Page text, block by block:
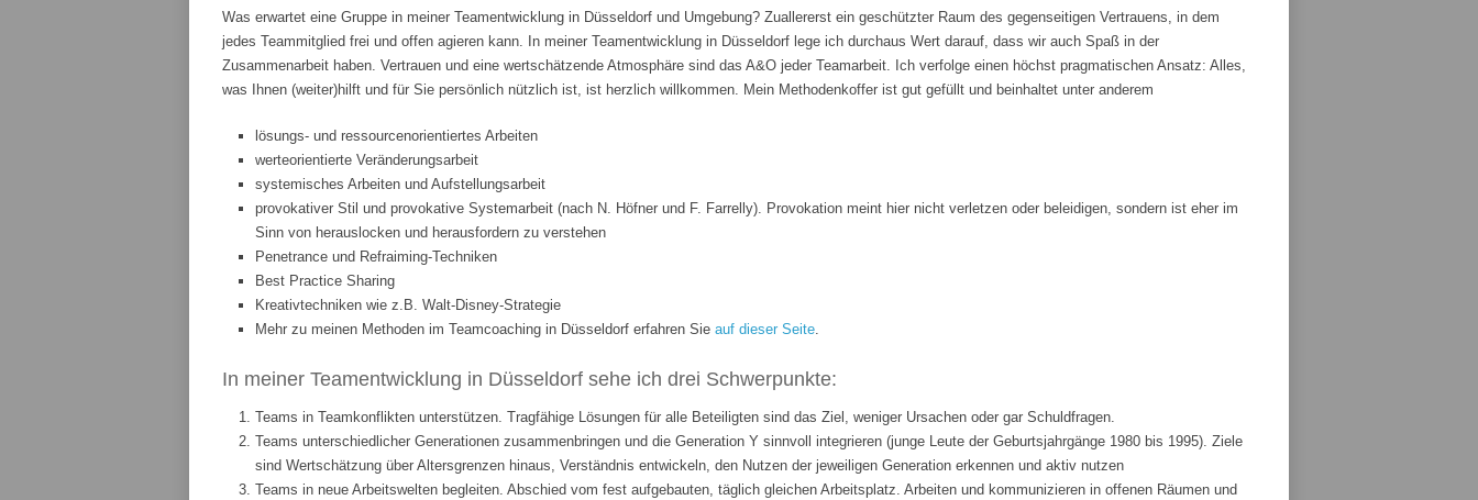
Was erwartet eine Gruppe in meiner Teamentwicklung in Düsseldorf und Umgebung? Zuallererst ein geschützter Raum des gegenseitigen Vertrauens, in dem
jedes Teammitglied frei und offen agieren kann. In meiner Teamentwicklung in Düsseldorf lege ich durchaus Wert darauf, dass wir auch Spaß in der
Zusammenarbeit haben. Vertrauen und eine wertschätzende Atmosphäre sind das A&O jeder Teamarbeit. Ich verfolge einen höchst pragmatischen Ansatz: Alles,
was Ihnen (weiter)hilft und für Sie persönlich nützlich ist, ist herzlich willkommen. Mein Methodenkoffer ist gut gefüllt und beinhaltet unter anderem
lösungs- und ressourcenorientiertes Arbeiten
werteorientierte Veränderungsarbeit
systemisches Arbeiten und Aufstellungsarbeit
provokativer Stil und provokative Systemarbeit (nach N. Höfner und F. Farrelly). Provokation meint hier nicht verletzen oder beleidigen, sondern ist eher im
Sinn von herauslocken und herausfordern zu verstehen
Penetrance und Refraiming-Techniken
Best Practice Sharing
Kreativtechniken wie z.B. Walt-Disney-Strategie
Mehr zu meinen Methoden im Teamcoaching in Düsseldorf erfahren Sie auf dieser Seite.
In meiner Teamentwicklung in Düsseldorf sehe ich drei Schwerpunkte:
Teams in Teamkonflikten unterstützen. Tragfähige Lösungen für alle Beteiligten sind das Ziel, weniger Ursachen oder gar Schuldfragen.
Teams unterschiedlicher Generationen zusammenbringen und die Generation Y sinnvoll integrieren (junge Leute der Geburtsjahrgänge 1980 bis 1995). Ziele
sind Wertschätzung über Altersgrenzen hinaus, Verständnis entwickeln, den Nutzen der jeweiligen Generation erkennen und aktiv nutzen
Teams in neue Arbeitswelten begleiten. Abschied vom fest aufgebauten, täglich gleichen Arbeitsplatz. Arbeiten und kommunizieren in offenen Räumen und